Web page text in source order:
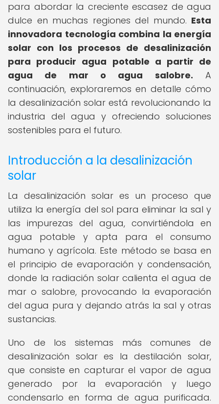
para abordar la creciente escasez de agua
dulce en muchas regiones del mundo. Esta
innovadora tecnología combina la energía
solar con los procesos de desalinización
para producir agua potable a partir de
agua de mar o agua salobre. A
continuación, exploraremos en detalle cómo
la desalinización solar está revolucionando la
industria del agua y ofreciendo soluciones
sostenibles para el futuro.
Introducción a la desalinización
solar
La desalinización solar es un proceso que
utiliza la energía del sol para eliminar la sal y
las impurezas del agua, convirtiéndola en
agua potable y apta para el consumo
humano y agrícola. Este método se basa en
el principio de evaporación y condensación,
donde la radiación solar calienta el agua de
mar o salobre, provocando la evaporación
del agua pura y dejando atrás la sal y otras
sustancias.
Uno de los sistemas más comunes de
desalinización solar es la destilación solar,
que consiste en capturar el vapor de agua
generado por la evaporación y luego
condensarlo en forma de agua purificada.